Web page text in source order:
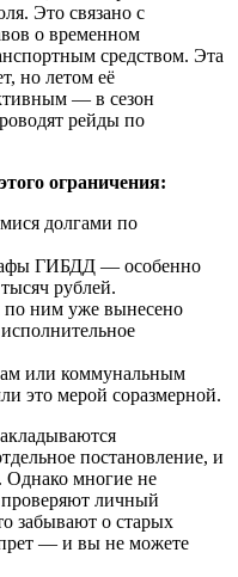
Это связано с
о временном
средством. Эта
но летом её
— в сезон
рейды по
ограничения:
долгами по
ГИБДД — особенно
рублей.
ним уже вынесено
или коммунальным
это мерой соразмерной.
постановление, и
Однако многие не
личный
забывают о старых
— и вы не можете